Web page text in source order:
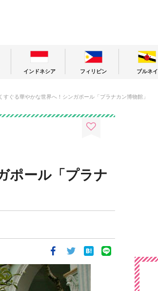
インドネシア フィリピン ブルネイ
すぐる華やかな世界へ！シンガポール「プラナカン博物館」
ポール「プラナ